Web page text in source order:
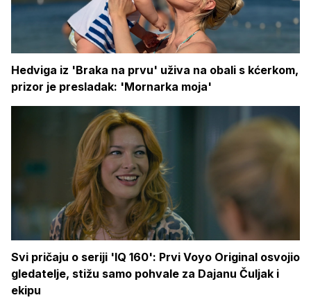
Hedviga iz 'Braka na prvu' uživa na obali s kćerkom,
prizor je presladak: 'Mornarka moja'
Svi pričaju o seriji 'IQ 160': Prvi Voyo Original osvojio
gledatelje, stižu samo pohvale za Dajanu Čuljak i
ekipu